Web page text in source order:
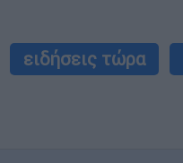
ειδήσεις τώρα